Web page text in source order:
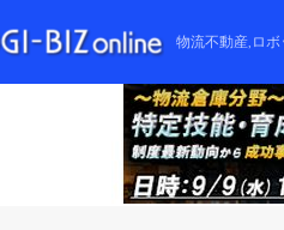
物流不動産,ロ